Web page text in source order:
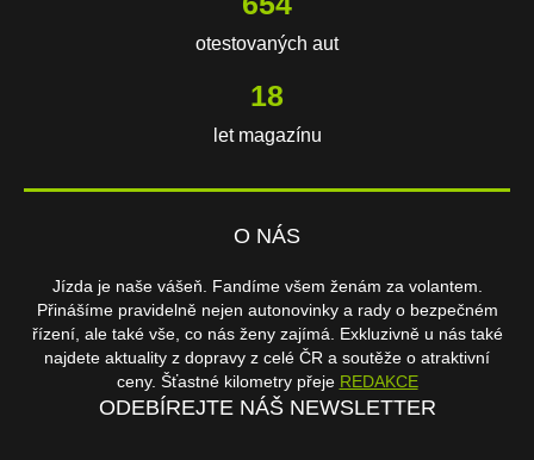
otestovaných aut
18
let magazínu
O NÁS
Jízda je naše vášeň. Fandíme všem ženám za volantem.
Přinášíme pravidelně nejen autonovinky a rady o bezpečném
řízení, ale také vše, co nás ženy zajímá. Exkluzivně u nás také
najdete aktuality z dopravy z celé ČR a soutěže o atraktivní
ceny. Šťastné kilometry přeje REDAKCE
ODEBÍREJTE NÁŠ NEWSLETTER